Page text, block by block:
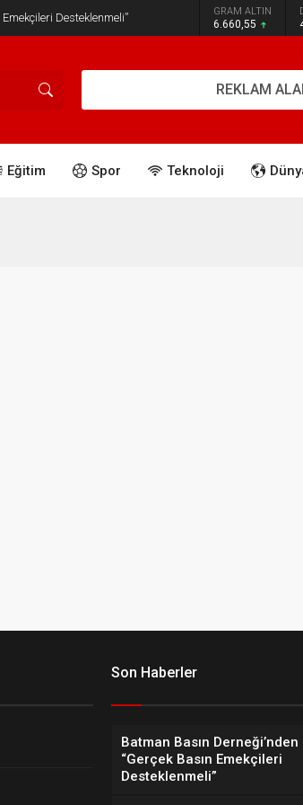
Desteklenmeli” GRAM ALTIN
6.660,55
REKLAM
Eğitim Spor Teknoloji
Son Haberler
Batman Basın Derneği’nden
“Gerçek Basın Emekçileri
Desteklenmeli”